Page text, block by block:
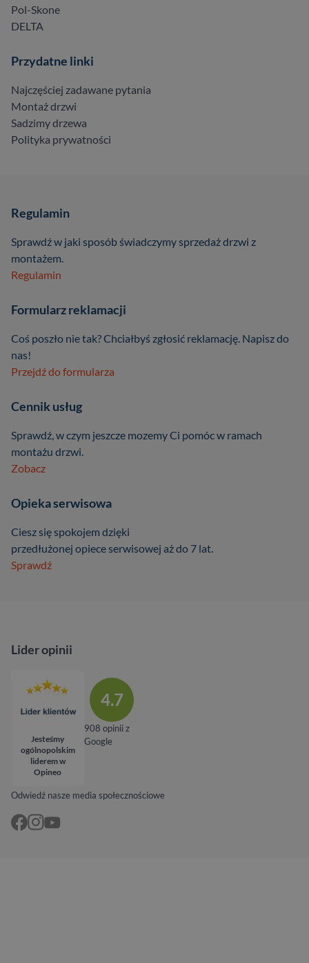
Pol-Skone
DELTA
Przydatne linki
Najczęściej zadawane pytania
Montaż drzwi
Sadzimy drzewa
Polityka prywatności
Regulamin
Sprawdź w jaki sposób świadczymy sprzedaż drzwi z
montażem.
Regulamin
Formularz reklamacji
Coś poszło nie tak? Chciałbyś zgłosić reklamację. Napisz do
nas!
Przejdź do formularza
Cennik usług
Sprawdź, w czym jeszcze mozemy Ci pomóc w ramach
montażu drzwi.
Zobacz
Opieka serwisowa
Ciesz się spokojem dzięki
przedłużonej opiece serwisowej aż do 7 lat.
Sprawdź
Odwiedź nasze media społecznościowe
Lider opinii
Jesteśmy
ogólnopolskim
liderem w
Opineo
4.7
908 opinii z
Google